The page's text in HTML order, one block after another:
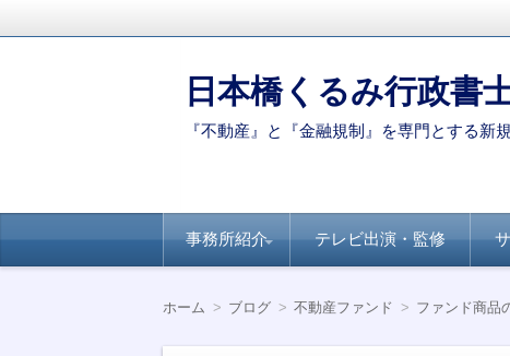
日本橋くるみ行政書
『不動産』と『金融規制』を専門とする新
ン
事務所紹介
掲載
住宅新聞－自治体
別のポイント
リタス『達人が伝
授』シリーズ
住宅新聞ー賃貸経
営に役立つ民泊知
テレビ出演・監修
選
ホーム ブログ 不動産ファンド ファンド商品